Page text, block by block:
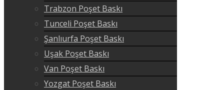
Trabzon Poşet Baskı
Tunceli Poşet Baskı
Şanlıurfa Poşet Baskı
Uşak Poşet Baskı
Van Poşet Baskı
Yozgat Poşet Baskı